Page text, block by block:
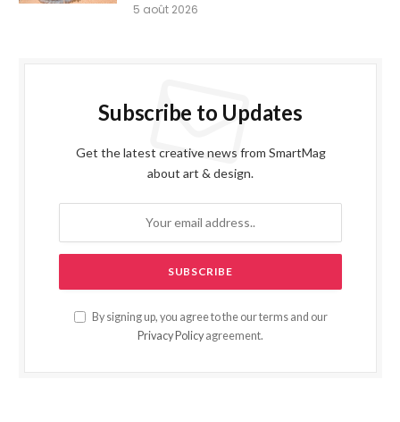
5 août 2026
Subscribe to Updates
Get the latest creative news from SmartMag
about art & design.
By signing up, you agree to the our terms and our
Privacy Policy agreement.